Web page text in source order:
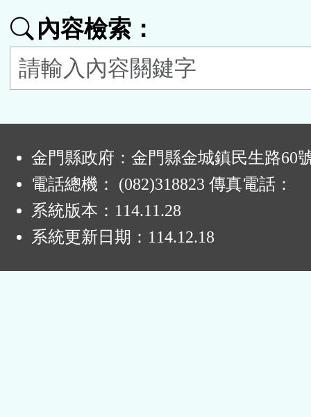
功
能
按
鈕
區
內容檢索：
金門縣政府：金門縣金城鎮民生路60
電話總機： (082)318823 傳真電話：
系統版本： 114.11.28
系統更新日期： 114.12.18